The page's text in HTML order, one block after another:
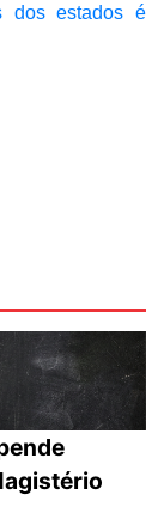
dos estados é